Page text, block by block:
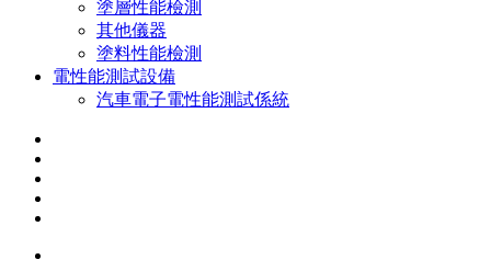
塗層性能檢測
其他儀器
塗料性能檢測
電性能測試設備
汽車電子電性能測試係統